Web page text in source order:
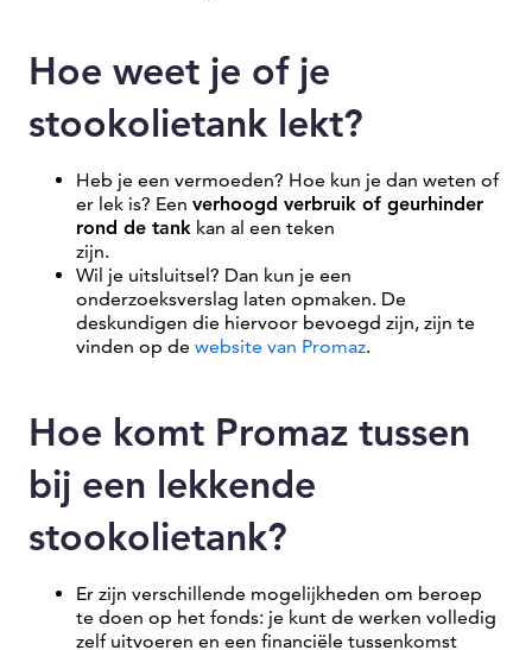
Hoe weet je of je
stookolietank lekt?
Heb je een vermoeden? Hoe kun je dan weten of
er lek is? Een verhoogd verbruik of geurhinder
rond de tank kan al een teken
zijn.
Wil je uitsluitsel? Dan kun je een
onderzoeksverslag laten opmaken. De
deskundigen die hiervoor bevoegd zijn, zijn te
vinden op de website van Promaz.
Hoe komt Promaz tussen
bij een lekkende
stookolietank?
Er zijn verschillende mogelijkheden om beroep
te doen op het fonds: je kunt de werken volledig
zelf uitvoeren en een financiële tussenkomst